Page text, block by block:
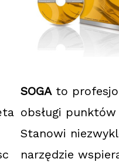
SOGAto
obsługi
Stanowi
narzędzie